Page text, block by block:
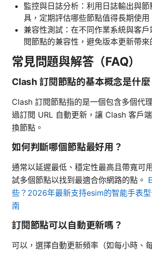
監控與日誌分析：利用日誌輸出與節
具，定期評估哪些節點值得長期使用
兼容性測試：在不同作業系統與客
閱節點的兼容性，避免版本更新帶來
常見問題與解答（FAQ）
Clash 訂閱節點的基本概念是什麼
Clash 訂閱節點指的是一個包含多個代
過訂閱 URL 自動更新，讓 Clash 客戶
換節點。
如何判斷哪個節點最好用？
通常以延遲最低、穩定性最高且帶寬可
試多個節點以找到最適合你網路的點。
些？2026年最新支持esim的智能手表
南
訂閱節點可以自動更新嗎？
可以，選擇自動更新頻率（如每小時、